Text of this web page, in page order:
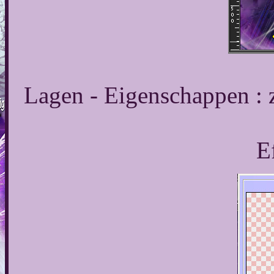
Lagen - Eigenschappen